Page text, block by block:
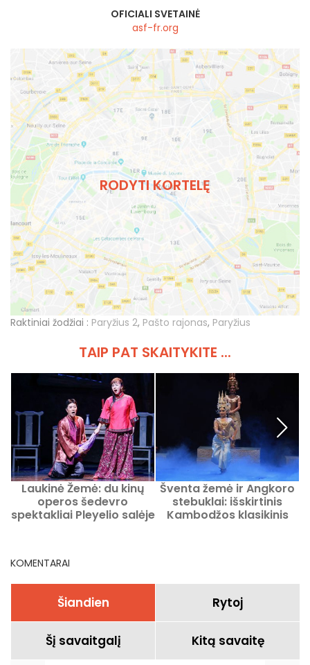
OFICIALI SVETAINĖ
asf-fr.org
RODYTI KORTELĘ
Raktiniai žodžiai : Paryžius 2, Pašto rajonas, Paryžius
TAIP PAT SKAITYKITE ...
Laukinė Žemė: du kinų
operos šedevro
spektakliai Pleyelio salėje
Šventa žemė ir Angkoro
stebuklai: išskirtinis
Kambodžos klasikinis
KOMENTARAI
Šiandien Rytoj
Šį savaitgalį Kitą savaitę